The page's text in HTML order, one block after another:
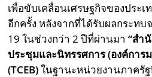
เพื่อขับเคลื่อนเศรษฐกิจของประ
อีกครั้ง หลังจากที่ได้รับผลกระท
19 ในช่วงกว่า 2 ปีที่ผ่านมา“สำ
ประชุมและนิทรรศการ (องค์การ
(TCEB)ในฐานะหน่วยงานภาครั